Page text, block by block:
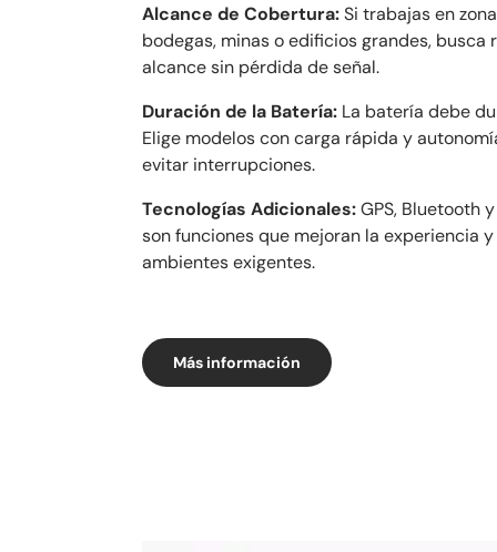
Alcance de Cobertura:Si trabajas en
bodegas, minas o edificios grandes, busca
alcance sin pérdida de señal.
Duración de la Batería: La batería debe
Elige modelos con carga rápida y
evitar interrupciones.
Tecnologías Adicionales:GPS, Bluetooth
son funciones que mejoran la experiencia
ambientes exigentes.
Más información